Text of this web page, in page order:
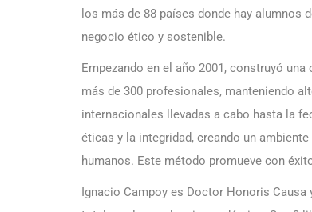
los más de 88 países donde hay alumnos
negocio ético y sostenible.
Empezando en el año 2001, construyó
más de 300 profesionales, manteniendo
internacionales llevadas a cabo hasta la
éticas y la integridad, creando un
humanos. Este método promueve con
Ignacio Campoy es Doctor Honoris